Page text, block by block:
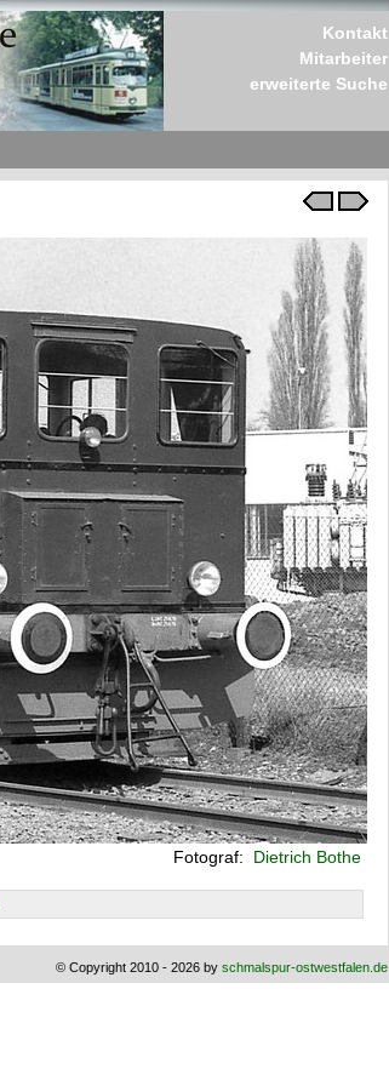
Kontakt
Mitarbeiter
erweiterte Suche
Fotograf: Dietrich Bothe
© Copyright 2010 - 2026 by schmalspur-ostwestfalen.de